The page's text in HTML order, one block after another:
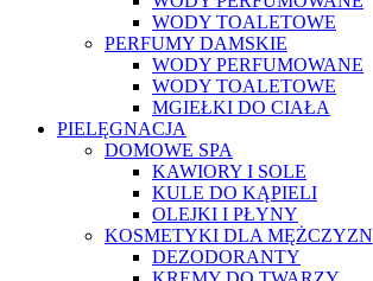
WODY TOALETOWE
PERFUMY DAMSKIE
WODY PERFUMOWANE
WODY TOALETOWE
MGIEŁKI DO CIAŁA
PIELĘGNACJA
DOMOWE SPA
KAWIORY I SOLE
KULE DO KĄPIELI
OLEJKI I PŁYNY
KOSMETYKI DLA MĘŻCZYZN
DEZODORANTY